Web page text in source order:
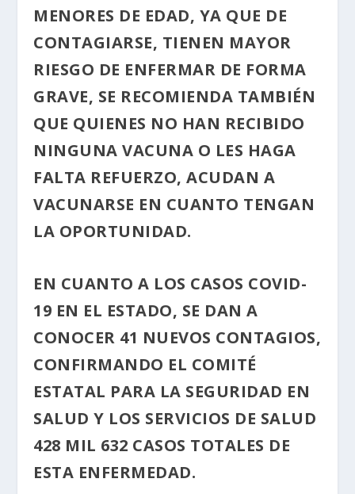
MENORES DE EDAD, YA QUE DE
CONTAGIARSE, TIENEN MAYOR
RIESGO DE ENFERMAR DE FORMA
GRAVE, SE RECOMIENDA TAMBIÉN
QUE QUIENES NO HAN RECIBIDO
NINGUNA VACUNA O LES HAGA
FALTA REFUERZO, ACUDAN A
VACUNARSE EN CUANTO TENGAN
LA OPORTUNIDAD.
EN CUANTO A LOS CASOS COVID-
19 EN EL ESTADO, SE DAN A
CONOCER 41 NUEVOS CONTAGIOS,
CONFIRMANDO EL COMITÉ
ESTATAL PARA LA SEGURIDAD EN
SALUD Y LOS SERVICIOS DE SALUD
428 MIL 632 CASOS TOTALES DE
ESTA ENFERMEDAD.